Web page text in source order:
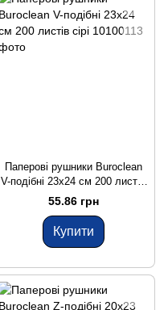
Паперові рушники Buroclean
V-подібні 23x24 см 200 листів
сірі
55.86 грн
Купити